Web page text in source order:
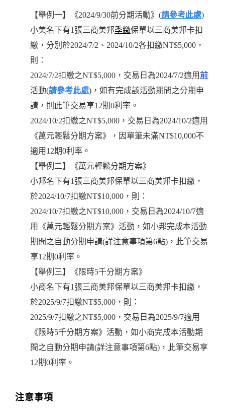
【舉例一】《2024/9/30前分期活動》(請參考此處)
小美名下有1張三商美邦季繳保單以三商美邦卡扣
繳，分別於2024/7/2、2024/10/2各扣繳NT$5,000，
則：
2024/7/2扣繳之NT$5,000，交易日為2024/7/2適用前
活動(請參考此處)，如有完成該活動期間之分期申
請，則此筆交易享12期0利率。
2024/10/2扣繳之NT$5,000，交易日為2024/10/2適用
《萬元輕鬆分期方案》，因單筆未滿NT$10,000不
適用12期0利率。
【舉例二】《萬元輕鬆分期方案》
小邦名下有1張三商美邦保單以三商美邦卡扣繳，
於2024/10/7扣繳NT$10,000，則：
2024/10/7扣繳之NT$10,000，交易日為2024/10/7適
用《萬元輕鬆分期方案》活動，如小邦完成本活動
期間之自動分期申請(詳注意事項第6點)，此筆交易
享12期0利率。
【舉例三】《限時5千分期方案》
小商名下有1張三商美邦保單以三商美邦卡扣繳，
於2025/9/7扣繳NT$5,000，則：
2025/9/7扣繳之NT$5,000，交易日為2025/9/7適用
《限時5千分期方案》活動，如小商完成本活動期
間之自動分期申請(詳注意事項第6點)，此筆交易享
12期0利率。
注意事項